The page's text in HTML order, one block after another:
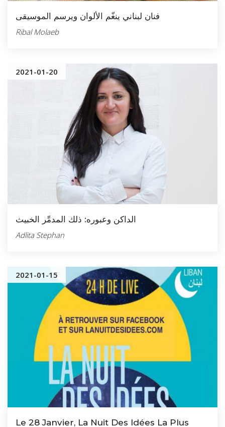
فنان لبناني ينغّم الألوان ويرسم الموسيقى
Ribal Molaeb
2021-01-20
الداكن وعبوره: ذلك المدمِّر الخبيث
Adlita Stephan
2021-01-15
Le 28 Janvier, La Nuit Des Idées La Plus